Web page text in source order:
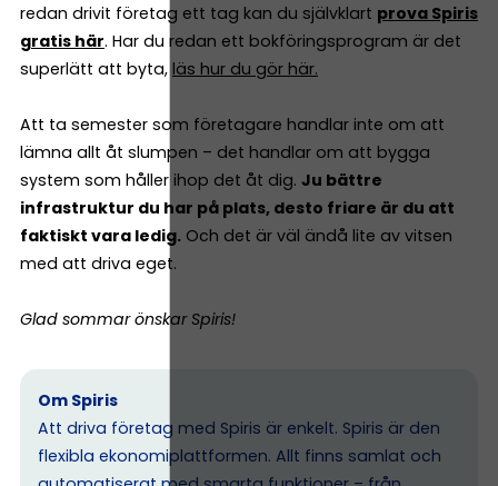
redan drivit företag ett tag kan du självklart prova Spiris
gratis här. Har du redan ett bokföringsprogram är det
superlätt att byta, läs hur du gör här.
Att ta semester som företagare handlar inte om att
lämna allt åt slumpen – det handlar om att bygga
system som håller ihop det åt dig. Ju bättre
infrastruktur du har på plats, desto friare är du att
faktiskt vara ledig. Och det är väl ändå lite av vitsen
med att driva eget.
Glad sommar önskar Spiris!
Om Spiris
Att driva företag med Spiris är enkelt. Spiris är den
flexibla ekonomiplattformen. Allt finns samlat och